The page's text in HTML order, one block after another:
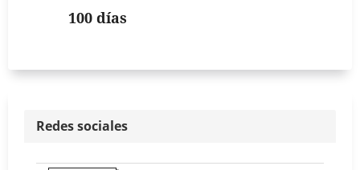
100 días
Redes sociales